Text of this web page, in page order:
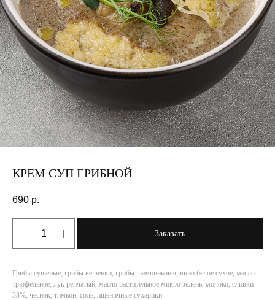
КРЕМ СУП ГРИБНОЙ
690 р.
Заказать
Грибы сушеные, грибы вешенки, грибы шампиньоны, вино белое сухое, масло
трюфельное, лук репчатый, масло растительное микро зелень, молоко, сливки
33%, чеснок, тимьян, соль, пшеничные сухарики